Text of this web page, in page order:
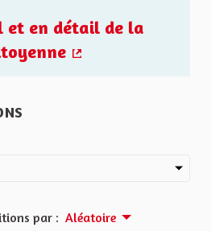
et en détail de la
par : Aléatoire